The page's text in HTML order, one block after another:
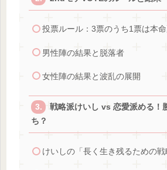
投票ルール：3票のうち1票は本
男性陣の結果と脱落者
女性陣の結果と波乱の展開
戦略派けいし vs 恋愛派める！
ち？
けいしの「長く生き残るための戦